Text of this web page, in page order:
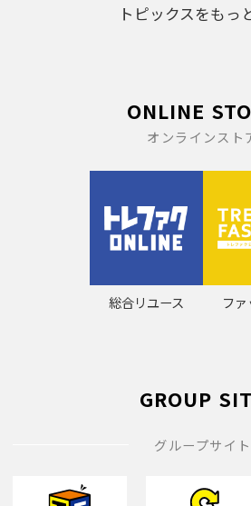
トピックスをもっ
ONLINE
オンラインスト
総合リユース フ
GROUP
グループサイト